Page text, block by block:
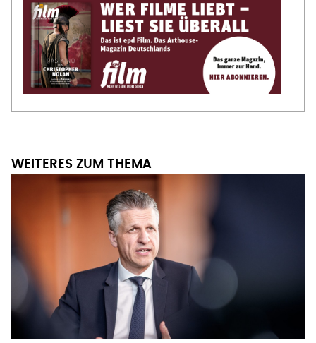
WEITERES ZUM THEMA